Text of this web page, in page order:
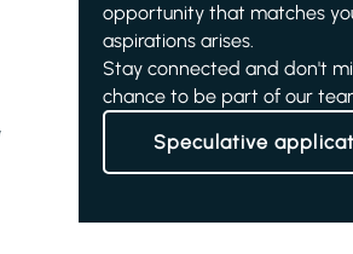
opportunity that matches
aspirations arises.
Stay connected and don't
chance to be part of our
Speculative